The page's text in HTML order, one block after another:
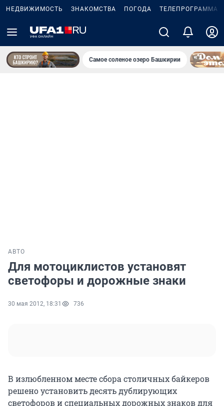
НЕДВИЖИМОСТЬ ЗНАКОМСТВА ПОГОДА ТЕЛЕПРОГРАММА
Самое соленое озеро Башкирии
АВТО
Для мотоциклистов установят
светофоры и дорожные знаки
30 мая 2012, 18:31 736
В излюбленном месте сбора столичных байкеров
решено установить десять дублирующих
светофоров и специальных дорожных знаков для